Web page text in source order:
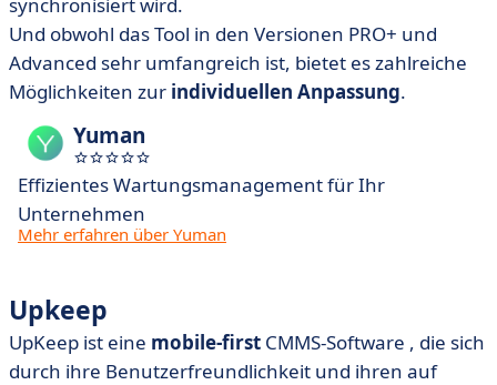
Und obwohl das Tool in den Versionen PRO+ und
Advanced sehr umfangreich ist, bietet es zahlreiche
Möglichkeiten zur individuellen Anpassung.
Yuman
Effizientes Wartungsmanagement für Ihr
Unternehmen
Mehr erfahren über Yuman
Upkeep
UpKeep ist eine mobile-first CMMS-Software , die sich
durch ihre Benutzerfreundlichkeit und ihren auf